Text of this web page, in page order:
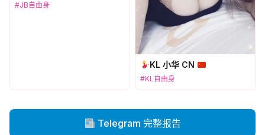
#JB自由身
KL 小华 CN
#KL自由身
Telegram 完整报告